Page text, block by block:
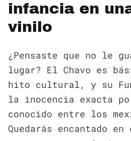
infancia en
vinilo
¿Pensaste que no le
lugar? El Chavo es
hito cultural, y su
la inocencia exacta
conocido entre los
Quedarás encantado en